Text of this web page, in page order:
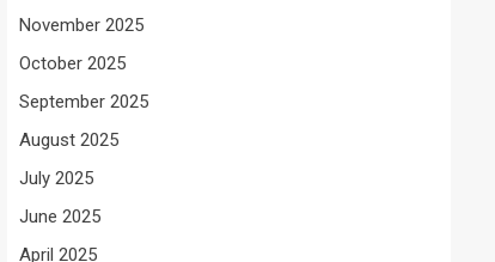
November 2025
October 2025
September 2025
August 2025
July 2025
June 2025
April 2025